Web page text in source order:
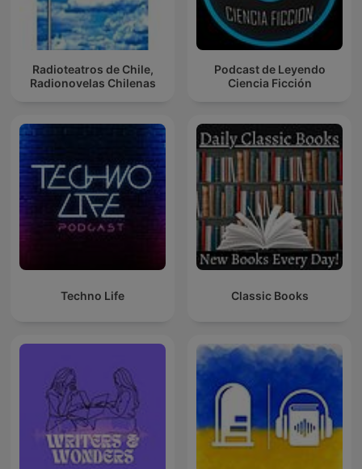
Radioteatros de Chile,
Radionovelas Chilenas
Podcast de Leyendo
Ciencia Ficción
Techno Life Classic Books